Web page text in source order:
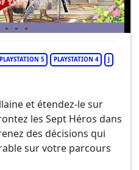
PLAYSTATION 5 PLAYSTATION 4 J
et étendez-le sur
les Sept Héros dans
des décisions qui
sur votre parcours